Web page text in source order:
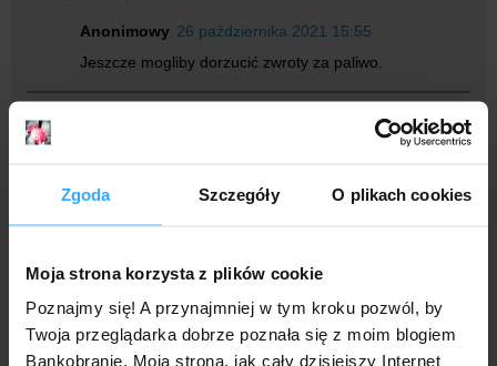
Zgoda Szczegóły O plikach cookies
Moja strona korzysta z plików cookie
Poznajmy się! A przynajmniej w tym kroku pozwól, by
Twoja przeglądarka dobrze poznała się z moim blogiem
Bankobranie. Moja strona, jak cały dzisiejszy Internet
Anonimowy 26 października 2021 15:55
Jeszcze mogliby dorzucić zwroty za paliwo.
Anonimowy
25 października 2021 22:39
W przypadku Konta 123 po staremu? Bez podwojenia?
Odpowiedzi
Anonimowy 26 października 2021 09:31